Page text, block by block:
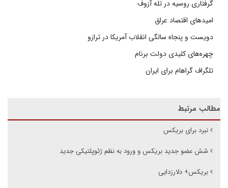
گرفتاری روسیه در تله آزوف
امیدهای اقتصاد عراق
دویست و پنجاه سالگی انقلاب آمریکا در ترازو
چهره‌های کلیدی دولت برنام
تلگراف گراهام برای ایران
مطالب مرتبط
نبرد برای بریکس
شش عضو جدید بریکس و ورود به نظم ژئوپلتیکی جدید
بریکس+ دلارزدایی